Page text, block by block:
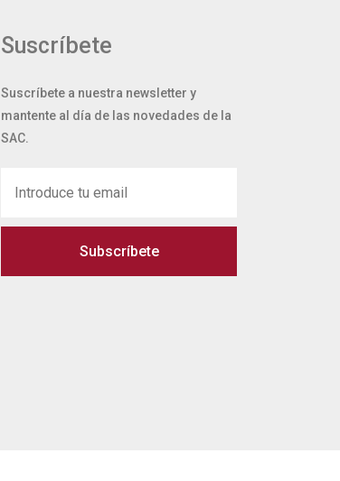
Suscríbete
Suscríbete a nuestra newsletter y
mantente al día de las novedades de la
SAC.
Subscríbete